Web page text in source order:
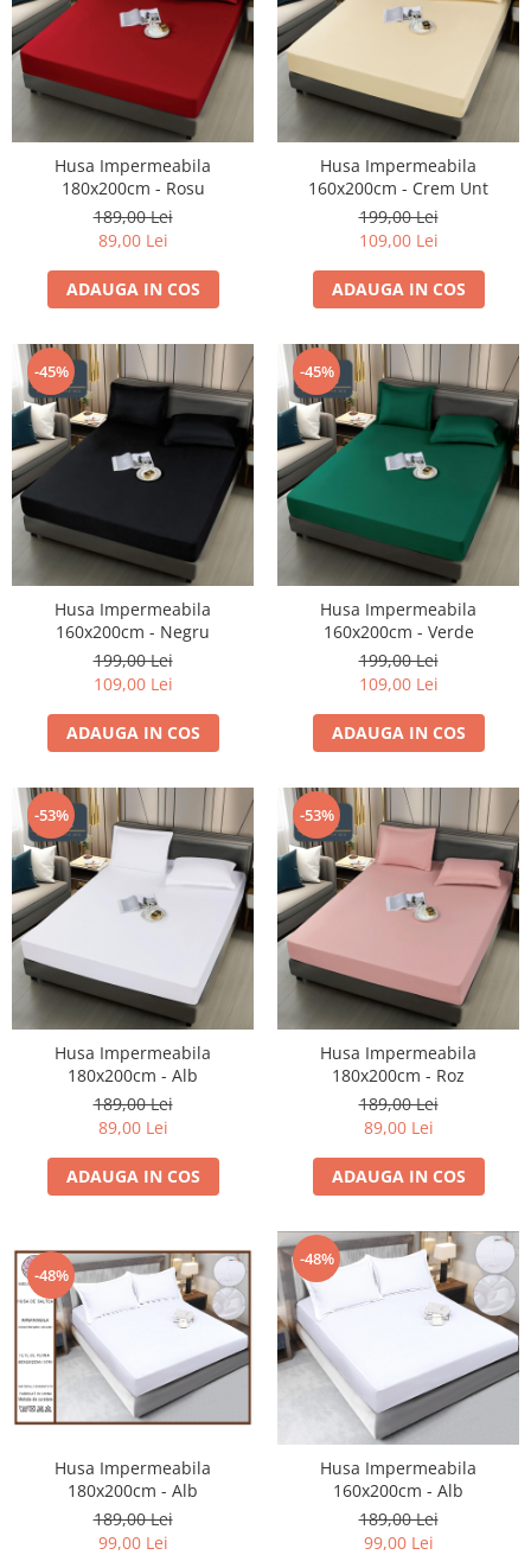
Husa Impermeabila
180x200cm - Rosu
189,00 Lei
89,00 Lei
ADAUGA IN COS
Husa Impermeabila
160x200cm - Crem Unt
199,00 Lei
109,00 Lei
ADAUGA IN COS
-45%
Husa Impermeabila
160x200cm - Negru
199,00 Lei
109,00 Lei
ADAUGA IN COS
-45%
Husa Impermeabila
160x200cm - Verde
199,00 Lei
109,00 Lei
ADAUGA IN COS
-53%
Husa Impermeabila
180x200cm - Alb
189,00 Lei
89,00 Lei
ADAUGA IN COS
-53%
Husa Impermeabila
180x200cm - Roz
189,00 Lei
89,00 Lei
ADAUGA IN COS
-48%
Husa Impermeabila
180x200cm - Alb
189,00 Lei
99,00 Lei
-48%
Husa Impermeabila
160x200cm - Alb
189,00 Lei
99,00 Lei